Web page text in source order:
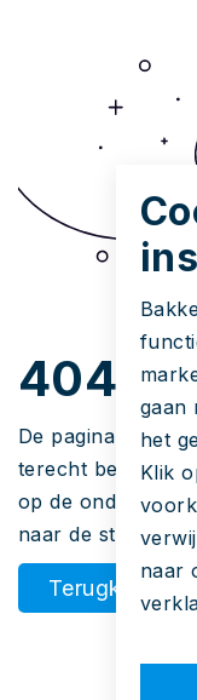
404
De pagina die u
terecht bent
op de
naar de
Terugkeren
gaan
het
Klik
naar